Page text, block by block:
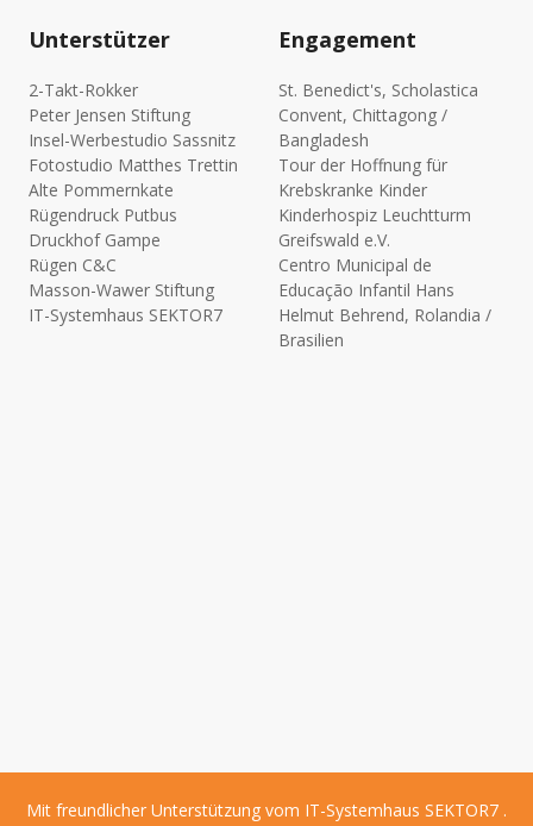
Unterstützer
2-Takt-Rokker
Peter Jensen Stiftung
Insel-Werbestudio Sassnitz
Fotostudio Matthes Trettin
Alte Pommernkate
Rügendruck Putbus
Druckhof Gampe
Rügen C&C
Masson-Wawer Stiftung
IT-Systemhaus SEKTOR7
Engagement
St. Benedict's, Scholastica
Convent, Chittagong /
Bangladesh
Tour der Hoffnung für
Krebskranke Kinder
Kinderhospiz Leuchtturm
Greifswald e.V.
Centro Municipal de
Educação Infantil Hans
Helmut Behrend, Rolandia /
Brasilien
Mit freundlicher Unterstützung vom IT-Systemhaus SEKTOR7 .